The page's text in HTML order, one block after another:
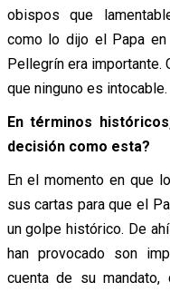
obispos que
como lo dijo el Papa
Pellegrín era importante.
que ninguno es intocable.
En términos
decisión como esta?
En el momento en que
sus cartas para que el
un golpe histórico. De
han provocado son
cuenta de su